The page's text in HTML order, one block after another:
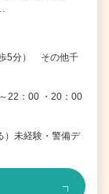
5分） その他千
22：00 ・20：00
）未経験・警備デ